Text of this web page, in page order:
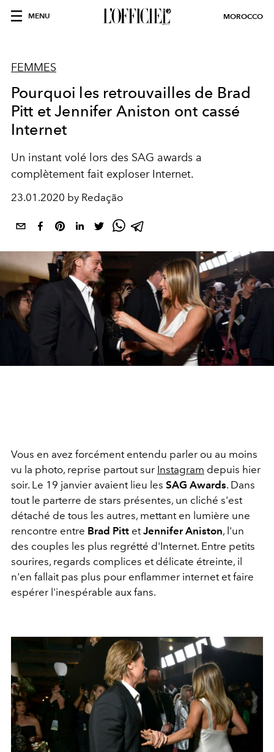
MENU MOROCCO
FEMMES
Pourquoi les retrouvailles de Brad
Pitt et Jennifer Aniston ont cassé
Internet
Un instant volé lors des SAG awards a
complètement fait exploser Internet.
23.01.2020 by Redação
Vous en avez forcément entendu parler ou au moins
vu la photo, reprise partout sur Instagram depuis hier
soir. Le 19 janvier avaient lieu les SAG Awards. Dans
tout le parterre de stars présentes, un cliché s'est
détaché de tous les autres, mettant en lumière une
rencontre entre Brad Pitt etJennifer Aniston, l'un
des couples les plus regrétté d'Internet. Entre petits
sourires, regards complices et délicate étreinte, il
n'en fallait pas plus pour enflammer internet et faire
espérer l'inespérable aux fans.